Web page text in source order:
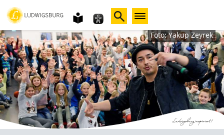
Gebärdensprache
leichte
Sprache Foto: Yakup Zeyrek